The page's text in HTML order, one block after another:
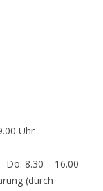
Uhr
Do. 8.30 – 16.00
(durch